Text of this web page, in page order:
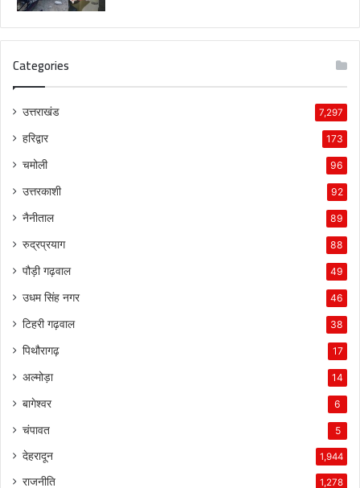
Categories
उत्तराखंड 7,297
हरिद्वार 173
चमोली 96
उत्तरकाशी 92
नैनीताल 89
रुद्रप्रयाग 88
पौड़ी गढ़वाल 49
उधम सिंह नगर 46
टिहरी गढ़वाल 38
पिथौरागढ़ 17
अल्मोड़ा 14
बागेश्वर 6
चंपावत 5
देहरादून 1,944
राजनीति 1,278